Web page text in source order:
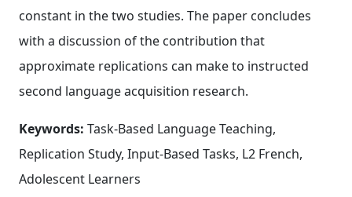
constant in the two studies. The paper concludes
with a discussion of the contribution that
approximate replications can make to instructed
second language acquisition research.
Keywords: Task‐Based Language Teaching,
Replication Study, Input‐Based Tasks, L2 French,
Adolescent Learners